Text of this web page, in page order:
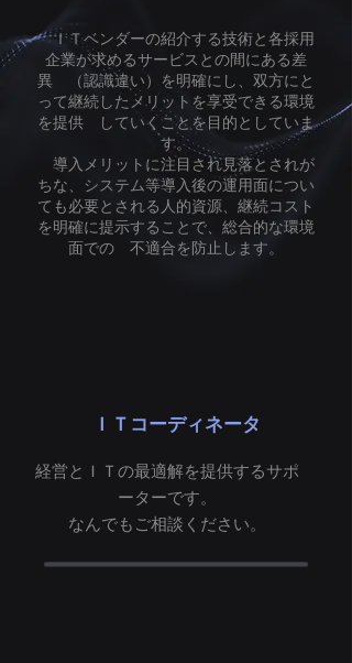
ＩＴベンダーの紹介する技術と各採用
企業が求めるサービスとの間にある差
異 （認識違い）を明確にし、双方にと
って継続したメリットを享受できる環境
を提供 していくことを目的としていま
す。
導入メリットに注目され見落とされが
ちな、システム等導入後の運用面につい
ても必要とされる人的資源、継続コスト
を明確に提示することで、総合的な環境
面での 不適合を防止します。
​ＩＴコーディネータ
経営とＩＴの最適解を提供するサポ
ーターです。
​なんでもご相談ください。